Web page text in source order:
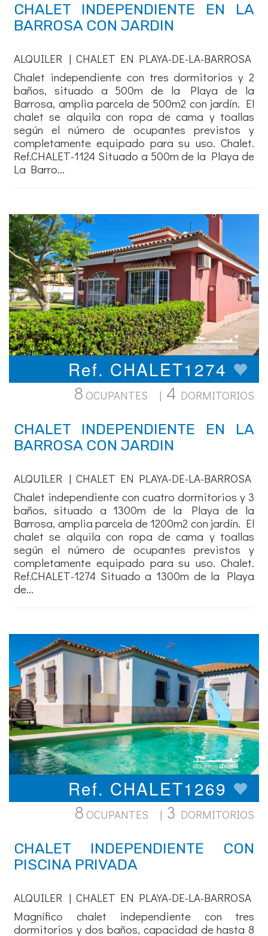
CHALET INDEPENDIENTE EN LA
BARROSA CON JARDIN
ALQUILER | CHALET EN PLAYA-DE-LA-BARROSA
Chalet independiente con tres dormitorios y 2
baños, situado a 500m de la Playa de la
Barrosa, amplia parcela de 500m2 con jardín. El
chalet se alquila con ropa de cama y toallas
según el número de ocupantes previstos y
completamente equipado para su uso. Chalet.
Ref.CHALET-1124 Situado a 500m de la Playa de
La Barro...
Ref. CHALET1274
8 OCUPANTES | 4 DORMITORIOS
CHALET INDEPENDIENTE EN LA
BARROSA CON JARDIN
ALQUILER | CHALET EN PLAYA-DE-LA-BARROSA
Chalet independiente con cuatro dormitorios y 3
baños, situado a 1300m de la Playa de la
Barrosa, amplia parcela de 1200m2 con jardín. El
chalet se alquila con ropa de cama y toallas
según el número de ocupantes previstos y
completamente equipado para su uso. Chalet.
Ref.CHALET-1274 Situado a 1300m de la Playa
de...
Ref. CHALET1269
8 OCUPANTES | 3 DORMITORIOS
CHALET INDEPENDIENTE CON
PISCINA PRIVADA
ALQUILER | CHALET EN PLAYA-DE-LA-BARROSA
Magnífico chalet independiente con tres
dormitorios y dos baños, capacidad de hasta 8